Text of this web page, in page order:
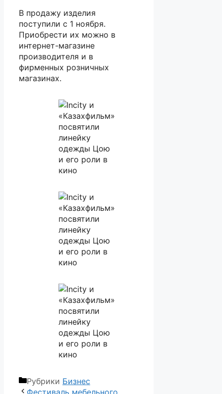
В продажу изделия
поступили с 1 ноября.
Приобрести их можно в
интернет-магазине
производителя и в
фирменных розничных
магазинах.
Рубрики Бизнес